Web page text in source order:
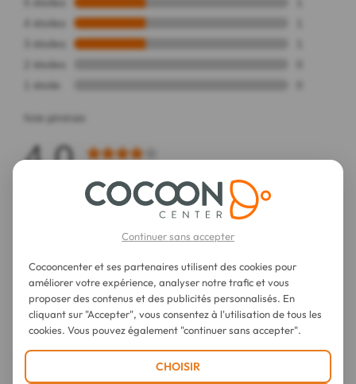
Continuer sans accepter
Cocooncenter et ses partenaires utilisent des cookies pour
améliorer votre expérience, analyser notre trafic et vous
proposer des contenus et des publicités personnalisés. En
cliquant sur "Accepter", vous consentez à l'utilisation de tous les
cookies. Vous pouvez également "continuer sans accepter".
CHOISIR